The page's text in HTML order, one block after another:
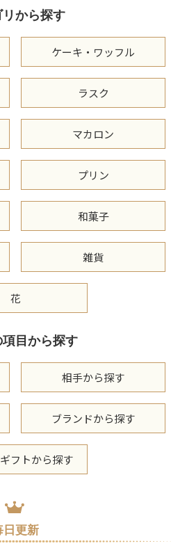
リから探す
ケーキ・ワッフル
ラスク
マカロン
プリン
和菓子
雑貨
花
目から探す
相手から探す
ブランドから探す
フトから探す
日更新